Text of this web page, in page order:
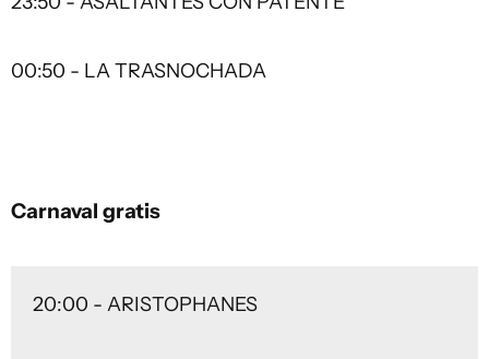
00:50 - LA TRASNOCHADA
Carnaval gratis
20:00 - ARISTOPHANES